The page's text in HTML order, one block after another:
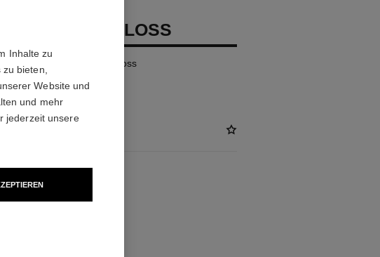
COCO GLOSS
Lipgloss
156728
Inhalte zu
bieten,
Website und
und mehr
jederzeit unsere